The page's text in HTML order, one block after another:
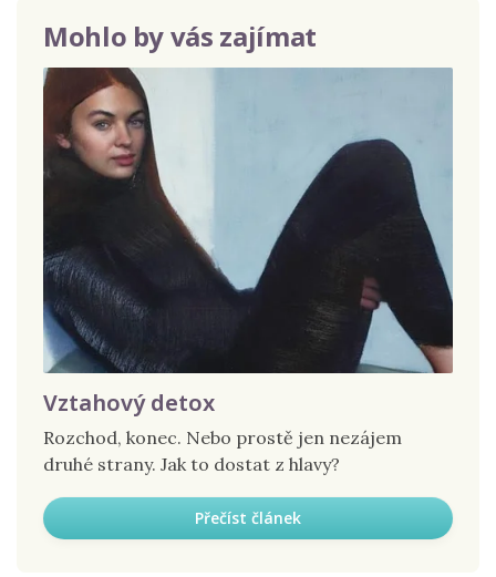
Mohlo by vás zajímat
Vztahový detox
Rozchod, konec. Nebo prostě jen nezájem
druhé strany. Jak to dostat z hlavy?
Přečíst článek